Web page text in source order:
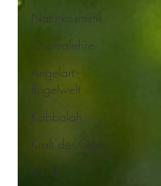
Naturkosmetik
Chakralehre
Angelart -
Engelwelt
Kabbalah
Kraft des Ortes
Musik